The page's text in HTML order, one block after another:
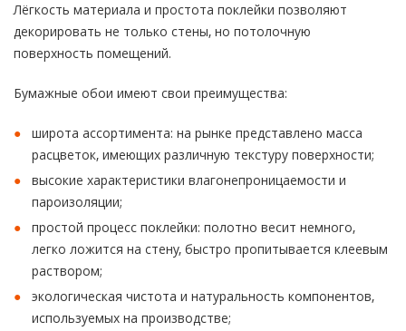
Лёгкость материала и простота поклейки позволяют
декорировать не только стены, но потолочную
поверхность помещений.
Бумажные обои имеют свои преимущества:
широта ассортимента: на рынке представлено масса
расцветок, имеющих различную текстуру поверхности;
высокие характеристики влагонепроницаемости и
пароизоляции;
простой процесс поклейки: полотно весит немного,
легко ложится на стену, быстро пропитывается клеевым
раствором;
экологическая чистота и натуральность компонентов,
используемых на производстве;